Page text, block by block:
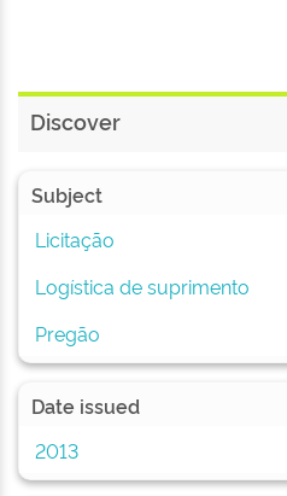
Discover
Subject
Licitação
Logística de suprimento
Pregão
Date issued
2013